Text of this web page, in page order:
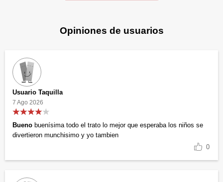
Opiniones de usuarios
Usuario Taquilla
7 Ago 2026
Bueno buenísima todo el trato lo mejor que esperaba los niños se
divertieron munchisimo y yo tambien
0